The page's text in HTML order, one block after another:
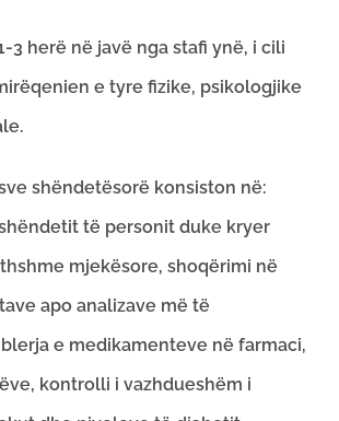
3 herë në javë nga stafi ynë, i cili
e tyre fizike, psikologjike
shëndetësorë konsiston në:
të personit duke kryer
mjekësore, shoqërimi në
apo analizave më të
e medikamenteve në farmaci,
kontrolli i vazhdueshëm i